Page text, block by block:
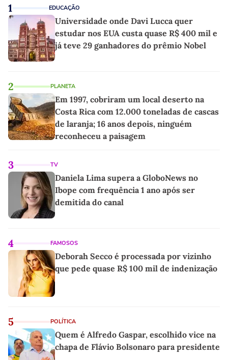
1 EDUCAÇÃO
Universidade onde Davi Lucca quer
estudar nos EUA custa quase R$ 400 mil e
já teve 29 ganhadores do prêmio Nobel
2 PLANETA
Em 1997, cobriram um local deserto na
Costa Rica com 12.000 toneladas de cascas
de laranja; 16 anos depois, ninguém
reconheceu a paisagem
3 TV
Daniela Lima supera a GloboNews no
Ibope com frequência 1 ano após ser
demitida do canal
4 FAMOSOS
Deborah Secco é processada por vizinho
que pede quase R$ 100 mil de indenização
5 POLÍTICA
Quem é Alfredo Gaspar, escolhido vice na
chapa de Flávio Bolsonaro para presidente